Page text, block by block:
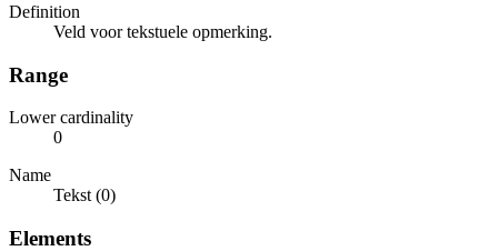
Definition
Veld voor tekstuele opmerking.
Range
Lower cardinality
0
Name
Tekst (0)
Elements